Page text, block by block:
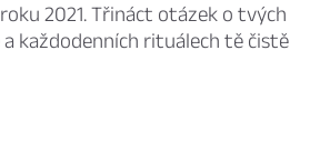
2021. Třináct otázek o tvých
a každodenních rituálech tě čistě